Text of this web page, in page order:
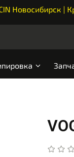
Новосибирск |